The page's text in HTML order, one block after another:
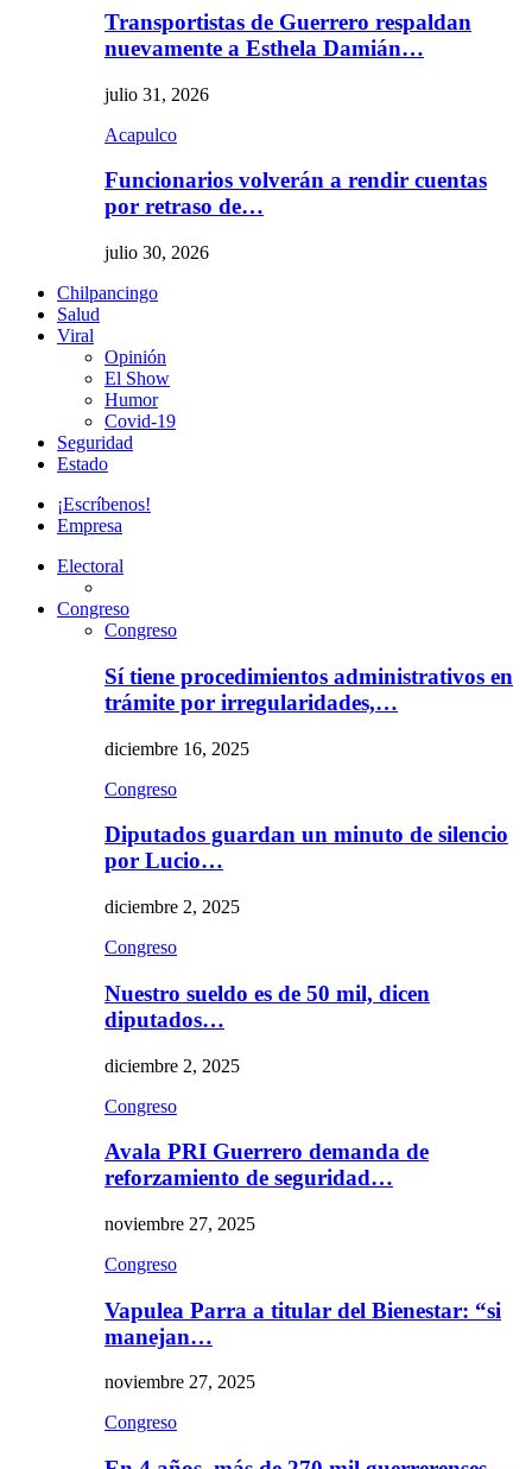
Transportistas de Guerrero respaldan
nuevamente a Esthela Damián…
julio 31, 2026
Acapulco
Funcionarios volverán a rendir cuentas
por retraso de…
julio 30, 2026
Chilpancingo
Salud
Viral
Opinión
El Show
Humor
Covid-19
Seguridad
Estado
¡Escríbenos!
Empresa
Electoral
Congreso
Congreso
Sí tiene procedimientos administrativos en
trámite por irregularidades,…
diciembre 16, 2025
Congreso
Diputados guardan un minuto de silencio
por Lucio…
diciembre 2, 2025
Congreso
Nuestro sueldo es de 50 mil, dicen
diputados…
diciembre 2, 2025
Congreso
Avala PRI Guerrero demanda de
reforzamiento de seguridad…
noviembre 27, 2025
Congreso
Vapulea Parra a titular del Bienestar: “si
manejan…
noviembre 27, 2025
Congreso